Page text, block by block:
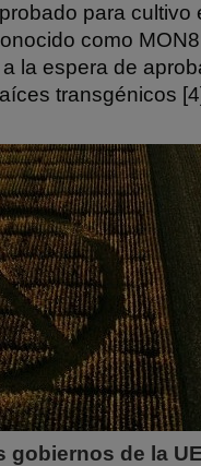
para cultivo
como
la espera de
transgénicos
gobiernos de la